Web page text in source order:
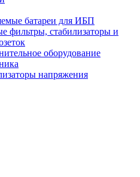
батареи для ИБП
фильтры, стабилизаторы и
оборудование
напряжения